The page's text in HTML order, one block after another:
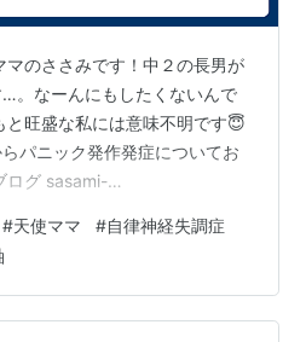
のささみです！中２の長男が
。なーんにもしたくないんで
旺盛な私には意味不明です😇
パニック発作発症についてお
ログ sasami-
ったので、やっぱり頓服がな
の場合、混雑電車もですが、
る時間帯に発作をよく起こし
そわそわしていたと思います
#天使ママ #自律神経失調症